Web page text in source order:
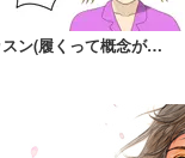
ボトムレッスン(履くって概念が崩壊した世界)R18